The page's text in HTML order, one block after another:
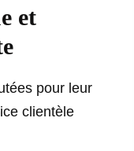
et
pour leur
clientèle